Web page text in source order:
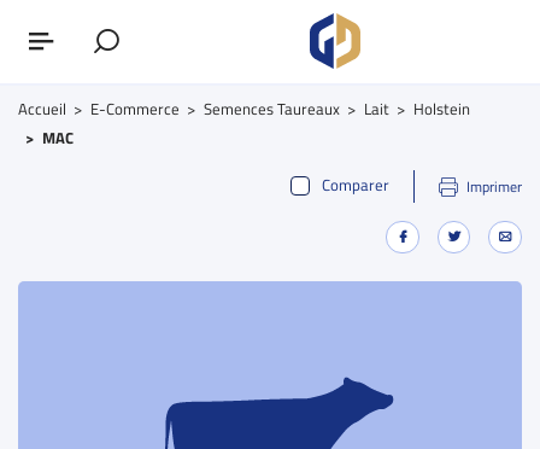
Accueil E-Commerce Semences Taureaux Lait
Holstein
MAC
Comparer
Imprimer